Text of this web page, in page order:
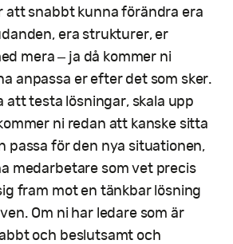
att snabbt kunna förändra era
era strukturer, er
mera – ja då kommer ni
anpassa er efter det som sker.
att testa lösningar, skala upp
ni redan att kanske sitta
passa för den nya situationen,
medarbetare som vet precis
fram mot en tänkbar lösning
Om ni har ledare som är
och beslutsamt och